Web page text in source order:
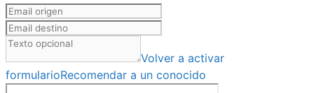
Volver a activar
formularioRecomendar a un conocido